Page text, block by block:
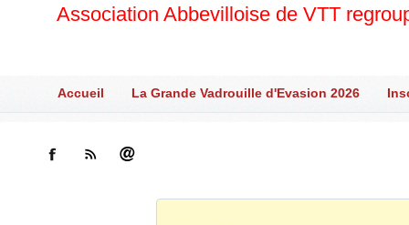
Association Abbevilloise de VTT
Accueil La Grande Vadrouille d'Evasion 2026